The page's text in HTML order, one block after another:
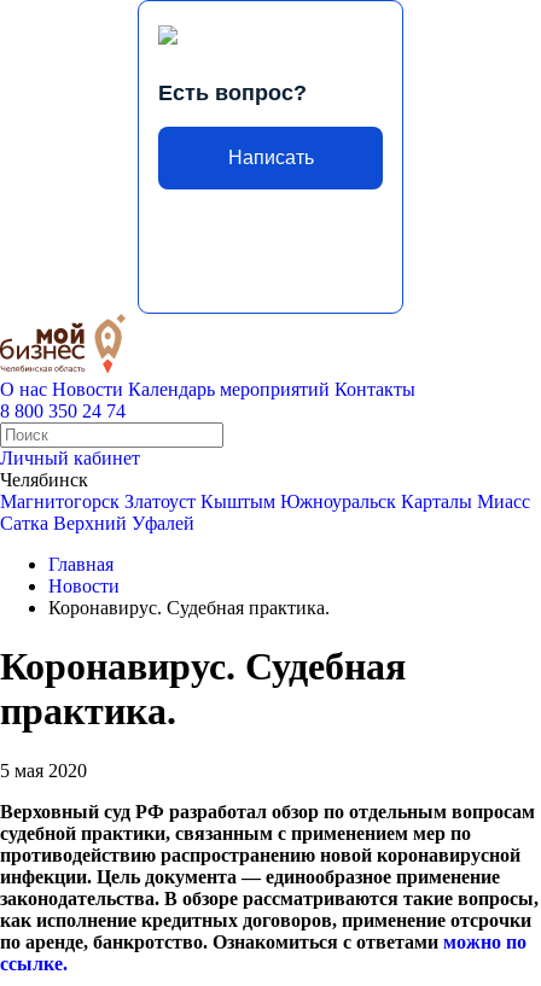
Есть вопрос?
Написать
О нас Новости Календарь мероприятий Контакты
8 800 350 24 74
Личный кабинет
Челябинск
Магнитогорск Златоуст Кыштым Южноуральск Карталы Миасс
Сатка Верхний Уфалей
Главная
Новости
Коронавирус. Судебная практика.
Коронавирус. Судебная
практика.
5 мая 2020
Верховный суд РФ разработал обзор по отдельным вопросам
судебной практики, связанным с применением мер по
противодействию распространению новой коронавирусной
инфекции. Цель документа ― единообразное применение
законодательства. В обзоре рассматриваются такие вопросы,
как исполнение кредитных договоров, применение отсрочки
по аренде, банкротство. Ознакомиться с ответами можно по
ссылке.